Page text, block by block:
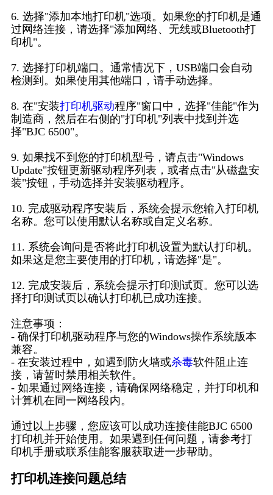
6. 选择"添加本地打印机"选项。如果您的打印机是通
过网络连接，请选择"添加网络、无线或Bluetooth打
印机"。
7. 选择打印机端口。通常情况下，USB端口会自动
检测到。如果使用其他端口，请手动选择。
8. 在"安装打印机驱动程序"窗口中，选择"佳能"作为
制造商，然后在右侧的"打印机"列表中找到并选
择"BJC 6500"。
9. 如果找不到您的打印机型号，请点击"Windows
Update"按钮更新驱动程序列表，或者点击"从磁盘安
装"按钮，手动选择并安装驱动程序。
10. 完成驱动程序安装后，系统会提示您输入打印机
名称。您可以使用默认名称或自定义名称。
11. 系统会询问是否将此打印机设置为默认打印机。
如果这是您主要使用的打印机，请选择"是"。
12. 完成安装后，系统会提示打印测试页。您可以选
择打印测试页以确认打印机已成功连接。
注意事项：
- 确保打印机驱动程序与您的Windows操作系统版本
兼容。
- 在安装过程中，如遇到防火墙或杀毒软件阻止连
接，请暂时禁用相关软件。
- 如果通过网络连接，请确保网络稳定，并打印机和
计算机在同一网络段内。
通过以上步骤，您应该可以成功连接佳能BJC 6500
打印机并开始使用。如果遇到任何问题，请参考打
印机手册或联系佳能客服获取进一步帮助。
打印机连接问题总结